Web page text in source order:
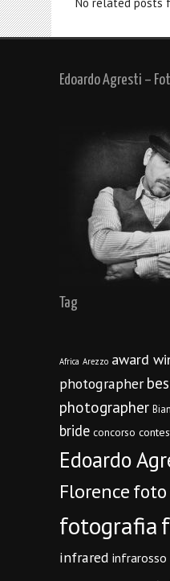
No related posts
Edoardo Agresti –
Tag
Africa Arezzo award
photographer
photographer
bride concorso
Edoardo
Florencefoto
fotografia
infrared infrarosso